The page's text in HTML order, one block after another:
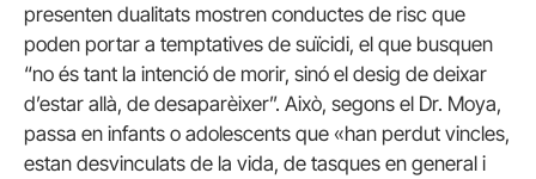
presenten dualitats mostren conductes de risc que
poden portar a temptatives de suïcidi, el que busquen
“no és tant la intenció de morir, sinó el desig de deixar
d’estar allà, de desaparèixer”. Això, segons el Dr. Moya,
passa en infants o adolescents que «han perdut vincles,
estan desvinculats de la vida, de tasques en general i